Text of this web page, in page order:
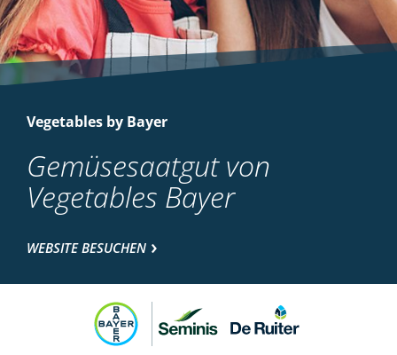
Vegetables by Bayer
Gemüsesaatgut von
Vegetables Bayer
WEBSITE BESUCHEN